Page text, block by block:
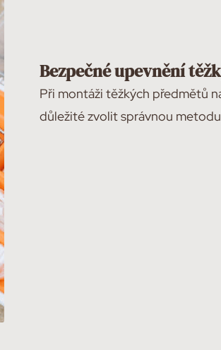
Bezpečné upevnění
Při montáži těžkých předmětů
důležité zvolit správnou